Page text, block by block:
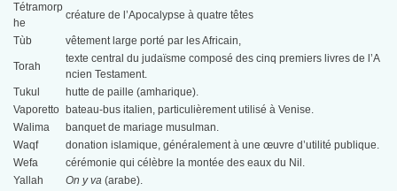
Tétramorp
he
créature de l’Apocalypse à quatre têtes
Tùb vêtement large porté par les Africain,
Torah
texte central du judaïsme composé des cinq premiers livres de l’A
ncien Testament.
Tukul
hutte de paille (amharique).
Vaporetto
bateau-bus italien, particulièrement utilisé à Venise.
Walima
banquet de mariage musulman.
Waqf
donation islamique, généralement à une œuvre d’utilité publique.
Wefa
cérémonie qui célèbre la montée des eaux du Nil.
Yallah
On y va(arabe).